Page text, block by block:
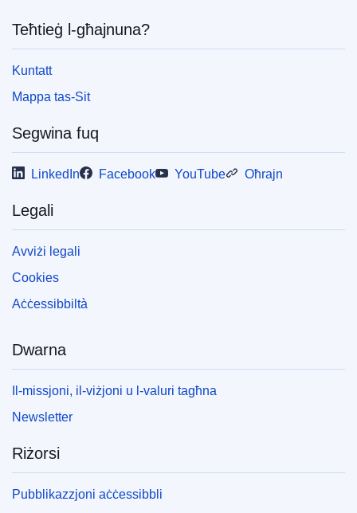
Teħtieġ l-għajnuna?
Kuntatt
Mappa tas-Sit
Segwina fuq
LinkedIn Facebook YouTube Oħrajn
Legali
Avviżi legali
Cookies
Aċċessibbiltà
Dwarna
Il-missjoni, il-viżjoni u l-valuri tagħna
Newsletter
Riżorsi
Pubblikazzjoni aċċessibbli